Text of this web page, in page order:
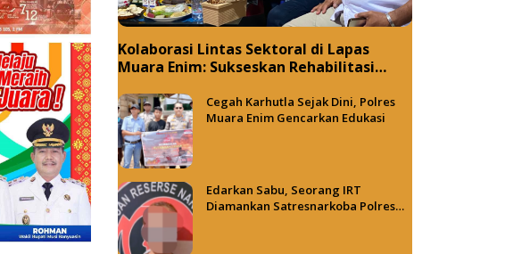
Kolaborasi Lintas Sektoral di Lapas
Muara Enim: Sukseskan Rehabilitasi
Bakery
Cegah Karhutla Sejak Dini, Polres
Muara Enim Gencarkan Edukasi
Edarkan Sabu, Seorang IRT
Diamankan Satresnarkoba Polres